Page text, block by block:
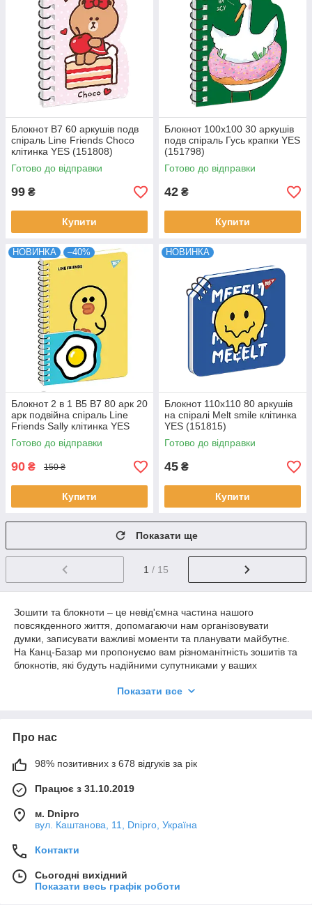
Блокнот В7 60 аркушів подв
спіраль Line Friends Choco
клітинка YES (151808)
Готово до відправки
99 ₴
Купити
Блокнот 100x100 30 аркушів
подв спіраль Гусь крапки YES
(151798)
Готово до відправки
42 ₴
Купити
НОВИНКА –40%
Блокнот 2 в 1 В5 В7 80 арк 20
арк подвійна спіраль Line
Friends Sally клітинка YES
(151780)
Готово до відправки
90 ₴ 150 ₴
Купити
НОВИНКА
Блокнот 110х110 80 аркушів
на cпіралі Melt smile клітинка
YES (151815)
Готово до відправки
45 ₴
Купити
Показати ще
1 / 15
Зошити та блокноти – це невід'ємна частина нашого
повсякденного життя, допомагаючи нам організовувати
думки, записувати важливі моменти та планувати майбутнє.
На Канц-Базар ми пропонуємо вам різноманітність зошитів та
блокнотів, які будуть надійними супутниками у ваших
Різноманітність та вибір.Наш асортимент включає зошити
Якість та практичність.
обкладинок. Це важливо, щоб ваші записи зберігалися
протягом тривалого часу.
блокнотів мають креативні дизайни, що допоможе вам
висловити свою індивідуальність та натхнення.
Навчання та робота.
учнів та студентів, так і для професіоналів. Вони допоможуть
в організації навчальних записів, плануванні завдань та
веденні проектів.
Показати все
Про нас
98% позитивних з 678 відгуків за рік
Працює з 31.10.2019
м. Dnipro
вул. Каштанова, 11, Dnipro, Україна
Контакти
Сьогодні вихідний
Показати весь графік роботи